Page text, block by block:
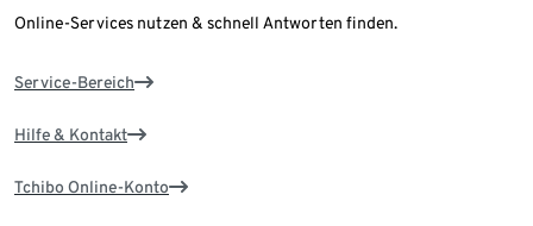
Online-Services nutzen & schnell Antworten finden.
Service-Bereich
Hilfe & Kontakt
Tchibo Online-Konto